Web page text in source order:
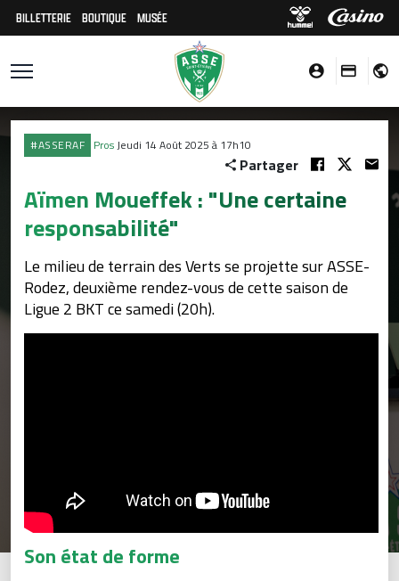
BILLETTERIE BOUTIQUE MUSÉE
#ASSERAF ProsJeudi 14 Août 2025 à 17h10
Partager
Aïmen Moueffek : "Une certaine
responsabilité"
Le milieu de terrain des Verts se projette sur ASSE-
Rodez, deuxième rendez-vous de cette saison de
Ligue 2 BKT ce samedi (20h).
Son état de forme